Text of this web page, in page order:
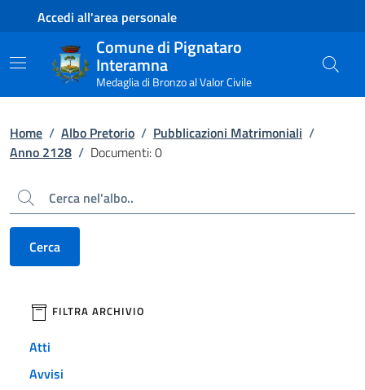
Contenuto principale
Piede di paginaAccedi all'area personale
Comune di Pignataro
Interamna
Medaglia di Bronzo al Valor Civile
Home / Albo Pretorio / Pubblicazioni Matrimoniali /
Anno 2128 / Documenti: 0
Cerca
Cerca
filtri da applicare
FILTRA ARCHIVIO
Atti
Avvisi